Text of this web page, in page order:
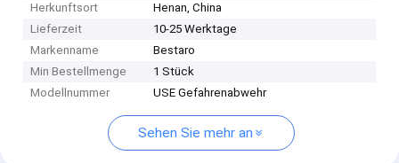
Herkunftsort
Henan, China
Lieferzeit
10-25 Werktage
Markenname
Bestaro
Min Bestellmenge
1 Stück
Modellnummer
USE Gefahrenabwehr
Sehen Sie mehr an